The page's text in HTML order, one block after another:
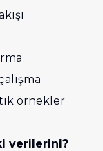
örnekler
verilerini?